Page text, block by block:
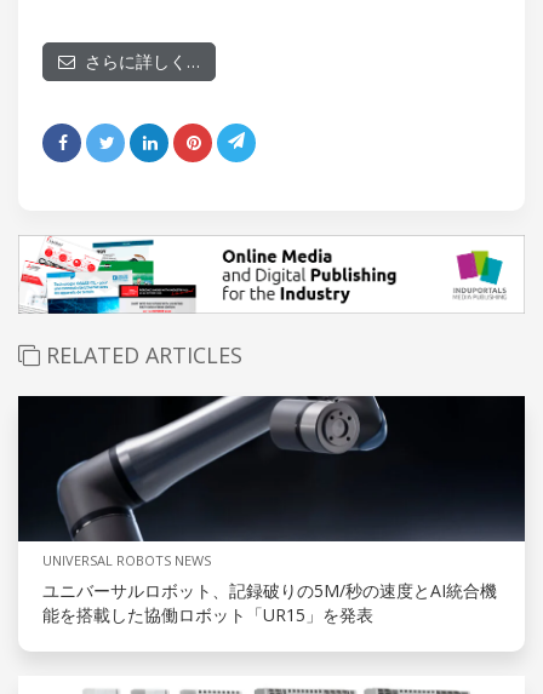
さらに詳しく…
RELATED ARTICLES
UNIVERSAL ROBOTS NEWS
ユニバーサルロボット、記録破りの5M/秒の速度とAI統合機
能を搭載した協働ロボット「UR15」を発表